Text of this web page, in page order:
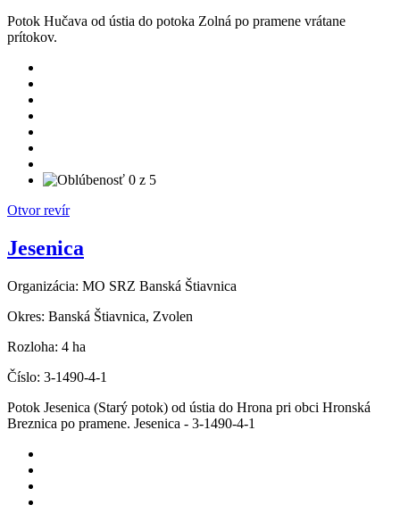
Potok Hučava od ústia do potoka Zolná po pramene vrátane
prítokov.
Otvor revír
Jesenica
Organizácia: MO SRZ Banská Štiavnica
Okres: Banská Štiavnica, Zvolen
Rozloha: 4 ha
Číslo: 3-1490-4-1
Potok Jesenica (Starý potok) od ústia do Hrona pri obci Hronská
Breznica po pramene. Jesenica - 3-1490-4-1